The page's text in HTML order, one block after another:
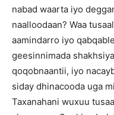
nabad waarta iyo
naalloodaan? Waa
aamindarro iyo
geesinnimada
qoqobnaantii, iyo
siday dhinacooda uga
Taxanahani wuxuu